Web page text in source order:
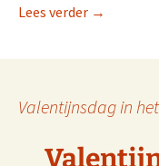
Lees verder Dé
→
Valentijnsdag in